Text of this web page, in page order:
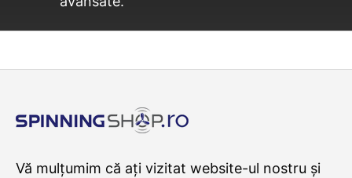
Vă mulțumim că ați vizitat website-ul nostru și